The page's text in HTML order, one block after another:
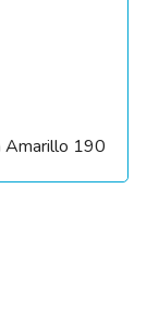
Amarillo 190